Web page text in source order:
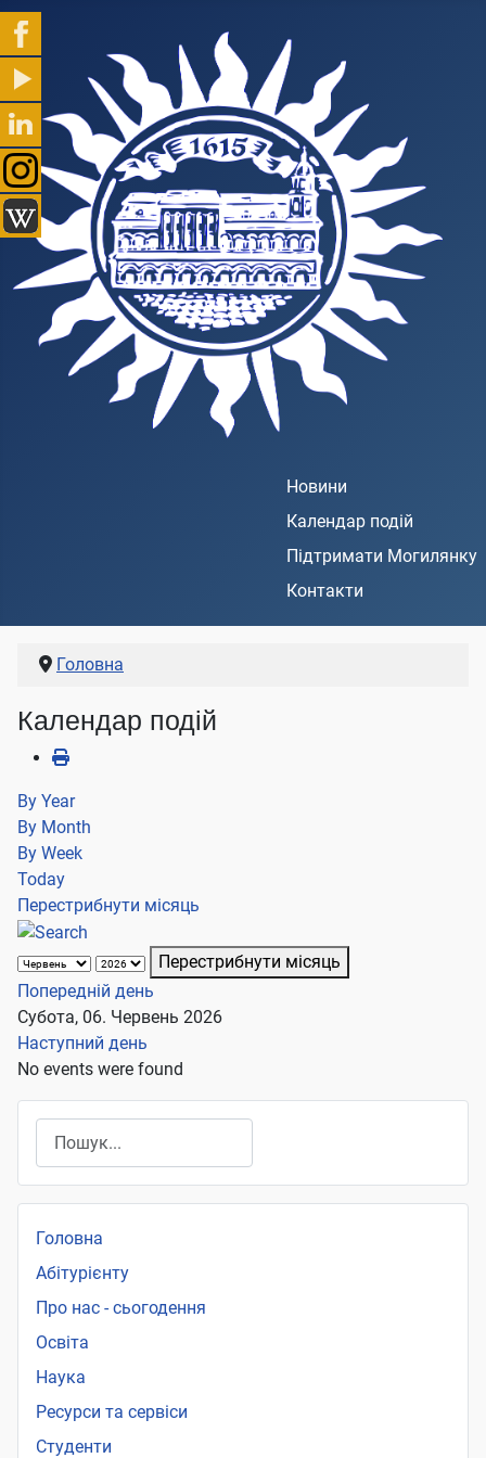
Новини
Календар подій
Підтримати Могилянку
Контакти
Головна
Календар подій
By Year
By Month
By Week
Today
Перестрибнути місяць
Перестрибнути місяць
Попередній день
Субота, 06. Червень 2026
Наступний день
No events were found
Головна
Абітурієнту
Про нас - сьогодення
Освіта
Наука
Ресурси та сервіси
Студенти